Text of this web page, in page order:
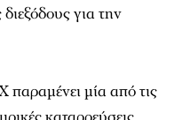
για την
μία από τις